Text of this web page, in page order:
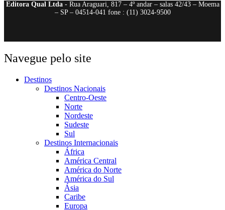
Editora Qual Ltda- Rua Araguari, 817 – 4º andar – salas 42/43 – Moema
– SP – 04514-041 fone : (11) 3024-9500
Navegue pelo site
Destinos
Destinos Nacionais
Centro-Oeste
Norte
Nordeste
Sudeste
Sul
Destinos Internacionais
África
América Central
América do Norte
América do Sul
Ásia
Caribe
Europa